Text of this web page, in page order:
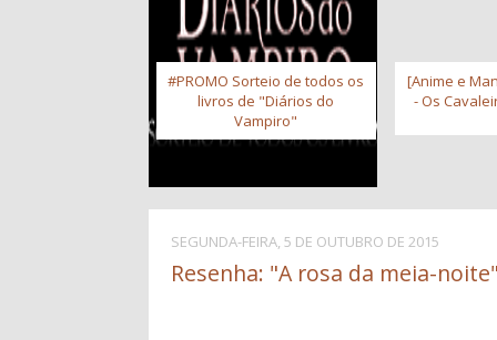
#PROMO Sorteio de todos os
livros de "Diários do
Vampiro"
[Anime e
- Os
SEGUNDA-FEIRA, 5 DE OUTUBRO DE 2015
Resenha: "A rosa da meia-